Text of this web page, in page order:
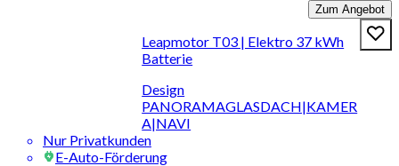
Zum Angebot
Leapmotor T03 | Elektro 37 kWh
Batterie
Design
PANORAMAGLASDACH|KAMER
A|NAVI
Nur Privatkunden
E-Auto-Förderung